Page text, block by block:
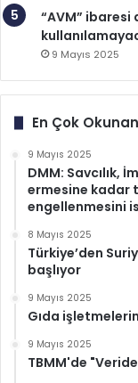
“AVM”
9 Mayıs 2025
En Çok
9 Mayıs 2025
DMM: Savcılık,
ermesine kadar
engellenmesini
8 Mayıs 2025
Türkiye’den
başlıyor
9 Mayıs 2025
Gıda
9 Mayıs 2025
TBMM'de